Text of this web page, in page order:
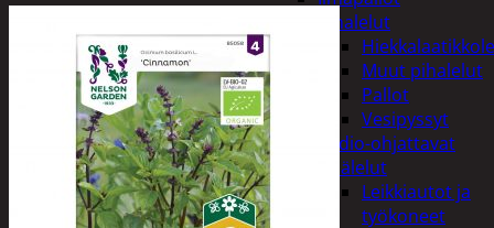
Pihalelut
Muut pihalelut
Pallot
Vesipyssyt
Radio-ohjattavat
Sisälelut
Leikkiautot ja
työkoneet